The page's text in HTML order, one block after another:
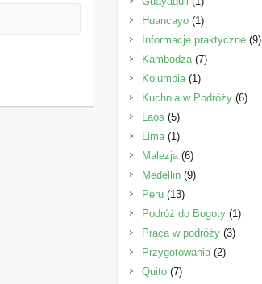
Huancayo(1)
Informacje praktyczne(9)
Kambodża(7)
Kolumbia(1)
Kuchnia w Podróży(6)
Laos (5)
Lima(1)
Malezja(6)
Medellin(9)
Peru(13)
Podróż do Bogoty(1)
Praca w podróży(3)
Przygotowania(2)
Quito(7)